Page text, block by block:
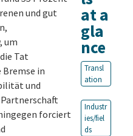
und gut
um
Tat
in
und
forciert
at a
gla
nce
Transl
ation
Industr
ies/fiel
ds